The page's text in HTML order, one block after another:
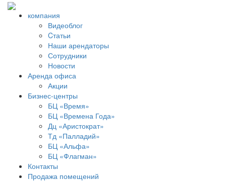
компания
Видеоблог
Cтатьи
Наши арендаторы
Сотрудники
Новости
Аренда офиса
Акции
Бизнес-центры
БЦ «Время»
БЦ «Времена Года»
Дц «Аристократ»
Тд «Палладий»
БЦ «Альфа»
БЦ «Флагман»
Контакты
Продажа помещений